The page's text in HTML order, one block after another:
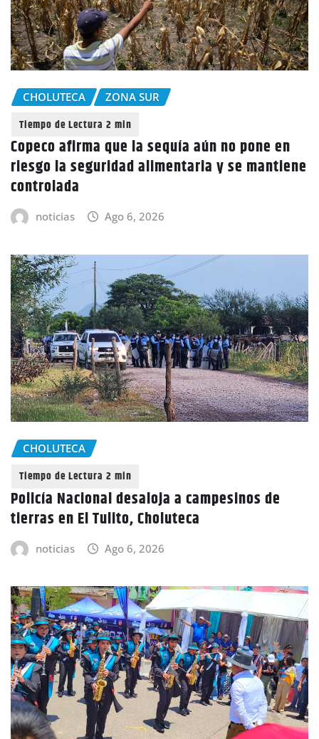
CHOLUTECA ZONA SUR
Copeco afirma que la sequía aún no pone en
riesgo la seguridad alimentaria y se mantiene
controlada
noticias Ago 6, 2026
CHOLUTECA
Policía Nacional desaloja a campesinos de
tierras en El Tulito, Choluteca
noticias Ago 6, 2026